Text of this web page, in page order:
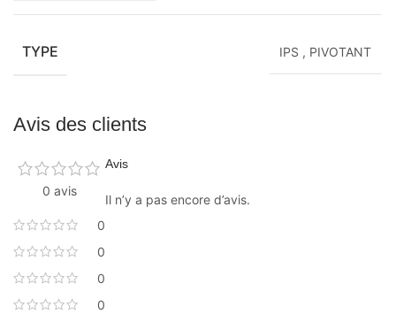
TYPE IPS , PIVOTANT
Avis des clients
0 avis
0
0
0
0
Avis
Il n’y a pas encore d’avis.